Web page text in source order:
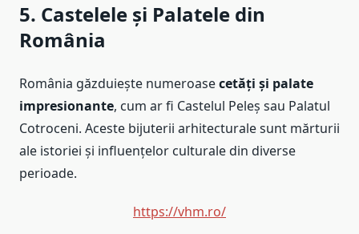
5. Castelele și Palatele din
România
România găzduiește numeroasecetăți și palate
impresionante, cum ar fi Castelul Peleș sau Palatul
Cotroceni. Aceste bijuterii arhitecturale sunt mărturii
ale istoriei și influențelor culturale din diverse
perioade.
https://vhm.ro/